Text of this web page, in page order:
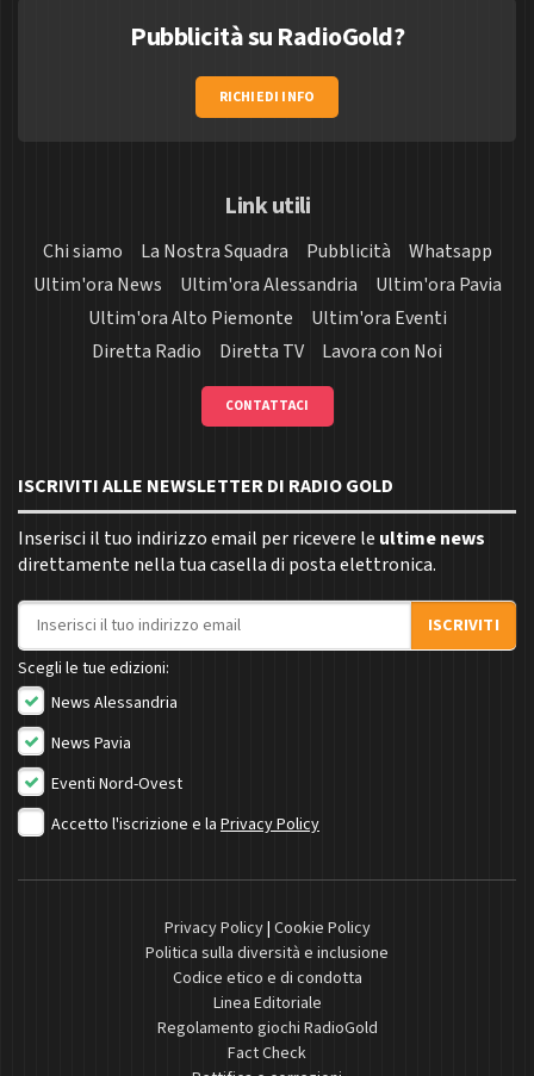
Pubblicità su RadioGold?
RICHIEDI INFO
Link utili
Chi siamo La Nostra Squadra Pubblicità
Whatsapp
Ultim'ora News
Ultim'ora Alessandria
Ultim'ora Pavia
Ultim'ora Alto Piemonte
Ultim'ora Eventi
Diretta Radio
Diretta TV Lavora con Noi
CONTATTACI
ISCRIVITI ALLE NEWSLETTER DI RADIO GOLD
Inserisci il tuo indirizzo email per ricevere le ultime news
direttamente nella tua casella di posta elettronica.
Indirizzo email
ISCRIVITI
Scegli le tue edizioni:
News Alessandria
News Pavia
Eventi Nord-Ovest
Accetto l'iscrizione e la Privacy Policy
Privacy Policy| Cookie Policy
Politica sulla diversità e inclusione
Codice etico e di condotta
Linea Editoriale
Regolamento giochi RadioGold
Fact Check